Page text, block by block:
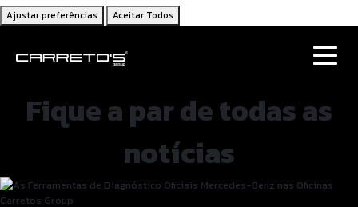
Ajustar preferências Aceitar Todos
Fique a par de todas as
notícias